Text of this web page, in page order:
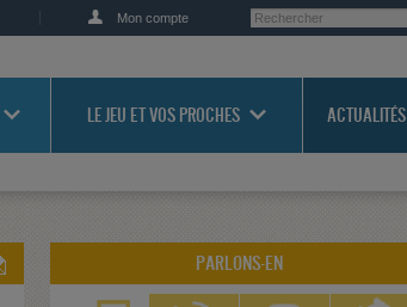
Mon compte
LE JEU ET VOS PROCHES ACTUALITÉS
PARLONS-EN